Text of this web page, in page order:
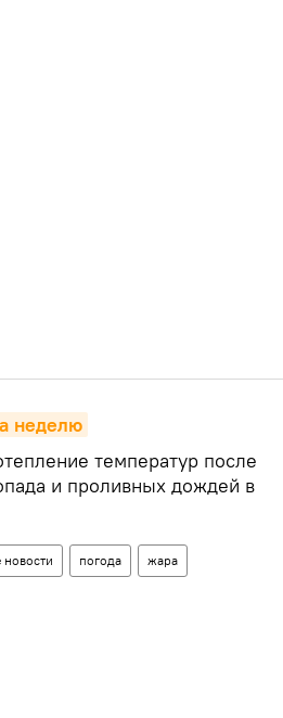
неделю
температур после
и проливных дождей в
новости погода жара